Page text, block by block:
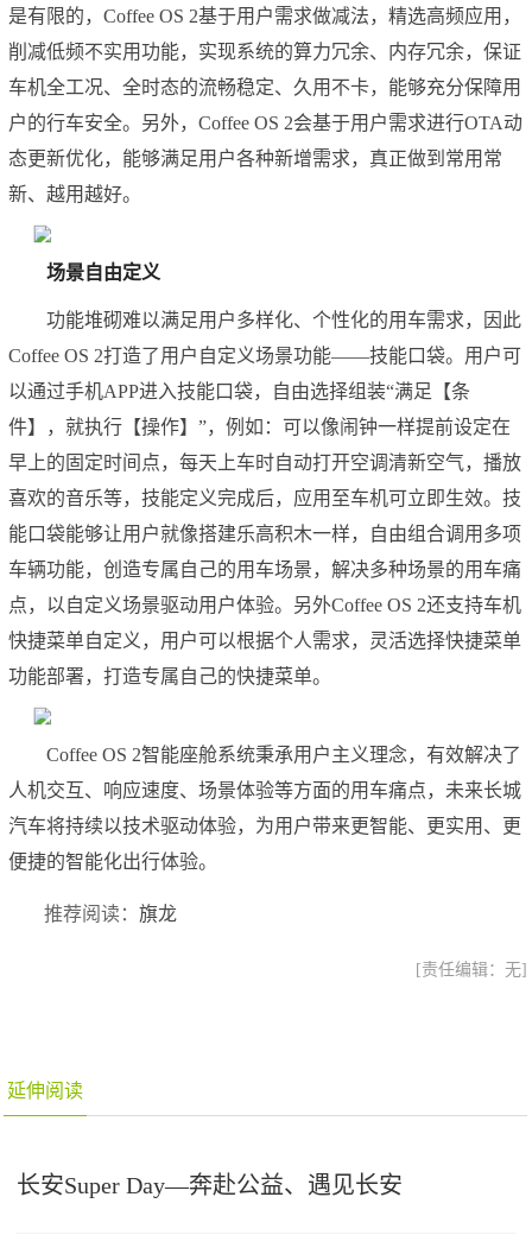
是有限的，Coffee OS 2基于用户需求做减法，精选高频应用，
削减低频不实用功能，实现系统的算力冗余、内存冗余，保证
车机全工况、全时态的流畅稳定、久用不卡，能够充分保障用
户的行车安全。另外，Coffee OS 2会基于用户需求进行OTA动
态更新优化，能够满足用户各种新增需求，真正做到常用常
新、越用越好。
场景自由定义
功能堆砌难以满足用户多样化、个性化的用车需求，因此
Coffee OS 2打造了用户自定义场景功能——技能口袋。用户可
以通过手机APP进入技能口袋，自由选择组装“满足【条
件】，就执行【操作】”，例如：可以像闹钟一样提前设定在
早上的固定时间点，每天上车时自动打开空调清新空气，播放
喜欢的音乐等，技能定义完成后，应用至车机可立即生效。技
能口袋能够让用户就像搭建乐高积木一样，自由组合调用多项
车辆功能，创造专属自己的用车场景，解决多种场景的用车痛
点，以自定义场景驱动用户体验。另外Coffee OS 2还支持车机
快捷菜单自定义，用户可以根据个人需求，灵活选择快捷菜单
功能部署，打造专属自己的快捷菜单。
Coffee OS 2智能座舱系统秉承用户主义理念，有效解决了
人机交互、响应速度、场景体验等方面的用车痛点，未来长城
汽车将持续以技术驱动体验，为用户带来更智能、更实用、更
便捷的智能化出行体验。
推荐阅读：旗龙
[责任编辑：无]
延伸阅读
长安Super Day—奔赴公益、遇见长安